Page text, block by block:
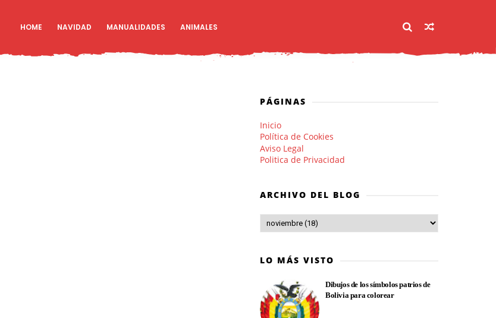
HOME NAVIDAD MANUALIDADES ANIMALES
PÁGINAS
Inicio
Política de Cookies
Aviso Legal
Politica de Privacidad
ARCHIVO DEL BLOG
LO MÁS VISTO
Dibujos de los símbolos patrios de
Bolivia para colorear